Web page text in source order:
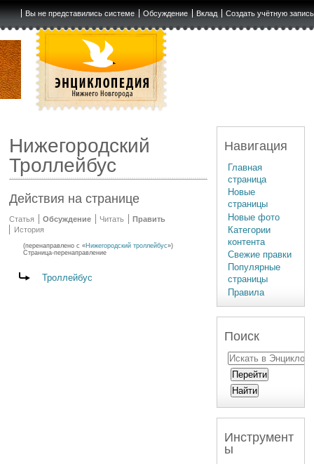
Вы не представились системе Обсуждение Вклад Создать учётную запись
Нижегородский
Троллейбус
Действия на странице
Статья Обсуждение Читать
Править
История
(перенаправлено с «Нижегородский троллейбус»)
Страница-перенаправление
Перенаправление на:
Троллейбус
Навигация
Главная
страница
Новые
страницы
Новые фото
Категории
контента
Свежие правки
Популярные
страницы
Правила
Поиск
Инструмент
ы